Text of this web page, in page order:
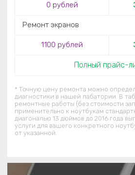
0 рублей
Ремонт экранов
1100 рублей
Полный прайс-
* Точную цену ремонта можно
диагностики в нашей лабатории. В
ремонтные работы (без стоимости
применительно к ноутбукам
диагональю 13 дюймов до 2016 года
услуги для вашего конкретного
от указанной.